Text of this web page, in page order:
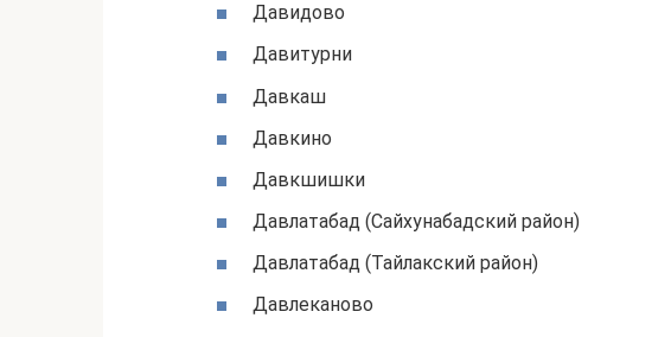
Давидово
Давитурни
Давкаш
Давкино
Давкшишки
Давлатабад (Сайхунабадский район)
Давлатабад (Тайлакский район)
Давлеканово